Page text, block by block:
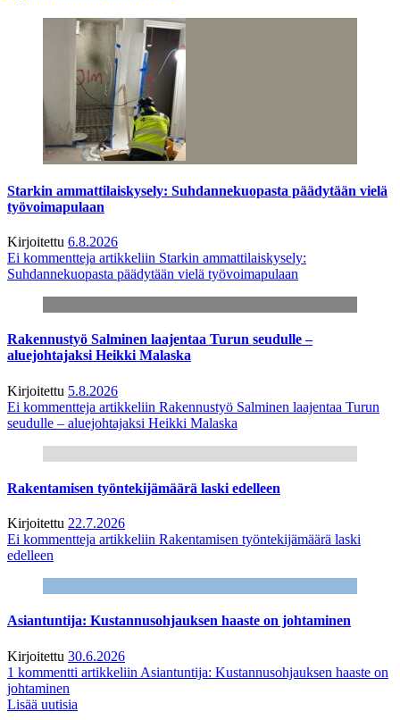
Starkin ammattilaiskysely: Suhdannekuopasta päädytään vielä
työvoimapulaan
Kirjoitettu 6.8.2026
Ei kommentteja artikkeliin Starkin ammattilaiskysely:
Suhdannekuopasta päädytään vielä työvoimapulaan
Rakennustyö Salminen laajentaa Turun seudulle –
aluejohtajaksi Heikki Malaska
Kirjoitettu 5.8.2026
Ei kommentteja artikkeliin Rakennustyö Salminen laajentaa Turun
seudulle – aluejohtajaksi Heikki Malaska
Rakentamisen työntekijämäärä laski edelleen
Kirjoitettu 22.7.2026
Ei kommentteja artikkeliin Rakentamisen työntekijämäärä laski
edelleen
Asiantuntija: Kustannusohjauksen haaste on johtaminen
Kirjoitettu 30.6.2026
1 kommentti artikkeliin Asiantuntija: Kustannusohjauksen haaste on
johtaminen
Lisää uutisia